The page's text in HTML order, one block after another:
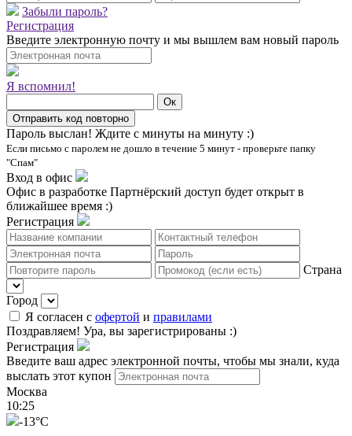
Забыли пароль?
Регистрация
Введите электронную почту и мы вышлем вам новый пароль
Я вспомнил!
Пароль выслан! Ждите с минуты на минуту :)
Если письмо с паролем не дошло в течение 5 минут - проверьте папку
"Спам"
Вход в офис
Офис в разработке Партнёрский доступ будет открыт в
ближайшее время :)
Регистрация
Страна
Город
Я согласен с офертой и правилами
Поздравляем! Ура, вы зарегистрированы :)
Регистрация
Введите ваш адрес электронной почты, чтобы мы знали, куда
выслать этот купон
Москва
10:25
-13°C